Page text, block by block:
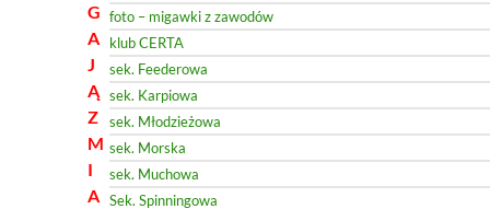
G
A
J
Ą
Z
M
I
A
foto – migawki z zawodów
klub CERTA
sek. Feederowa
sek. Karpiowa
sek. Młodzieżowa
sek. Morska
sek. Muchowa
Sek. Spinningowa